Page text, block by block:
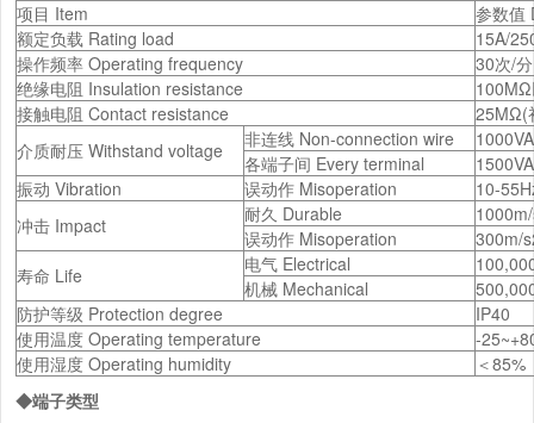
项目 Item
参数值
额定负载 Rating load
15A/
操作频率 Operating frequency
30次/
绝缘电阻 Insulation resistance
100MΩ
接触电阻 Contact resistance
25MΩ(
介质耐压 Withstand voltage
非连线 Non-connection wire
各端子间 Every terminal
振动 Vibration
误动作 Misoperation
10-
冲击 Impact
耐久 Durable
误动作 Misoperation
300m/
寿命 Life
电气 Electrical
机械 Mechanical
防护等级 Protection degree
IP40
使用温度 Operating temperature
-
使用湿度 Operating humidity
＜85%
◆端子类型